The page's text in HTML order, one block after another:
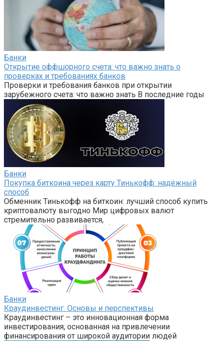
Банки
Открытие оффшорного счета: что важно знать о
проверках и требованиях банков
Проверки и требования банков при открытии
зарубежного счета: что важно знать В последние годы
Банки
Покупка биткоина через карту Тинькофф: надёжный
способ
Обменник Тинькофф на биткоин: лучший способ купить
криптовалюту выгодно Мир цифровых валют
стремительно развивается,
Банки
Краудинвестинг. Основы и перспективы
Краудинвестинг – это инновационная форма
инвестирования, основанная на привлечении
финансирования от широкой аудитории людей